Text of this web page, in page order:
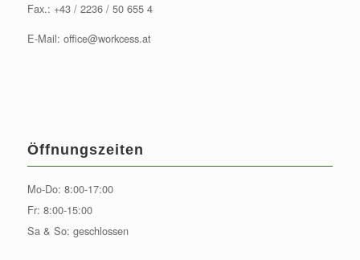
Fax.: +43 / 2236 / 50 655 4
E-Mail: office@workcess.at
Öffnungszeiten
Mo-Do: 8:00-17:00
Fr: 8:00-15:00
Sa & So: geschlossen